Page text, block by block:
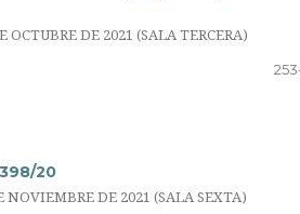
DE 2021 (SALA TERCERA)
20
DE 2021 (SALA SEXTA)